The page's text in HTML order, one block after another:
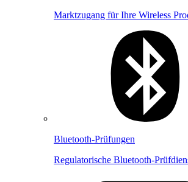
Marktzugang für Ihre Wireless
Bluetooth-Prüfungen
Regulatorische Bluetooth-